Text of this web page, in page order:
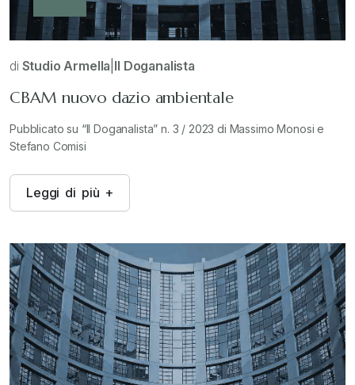
di Studio Armella Il Doganalista
CBAM nuovo dazio ambientale
Pubblicato su “Il Doganalista” n. 3 / 2023 di Massimo Monosi e
Stefano Comisi
Leggi di più +